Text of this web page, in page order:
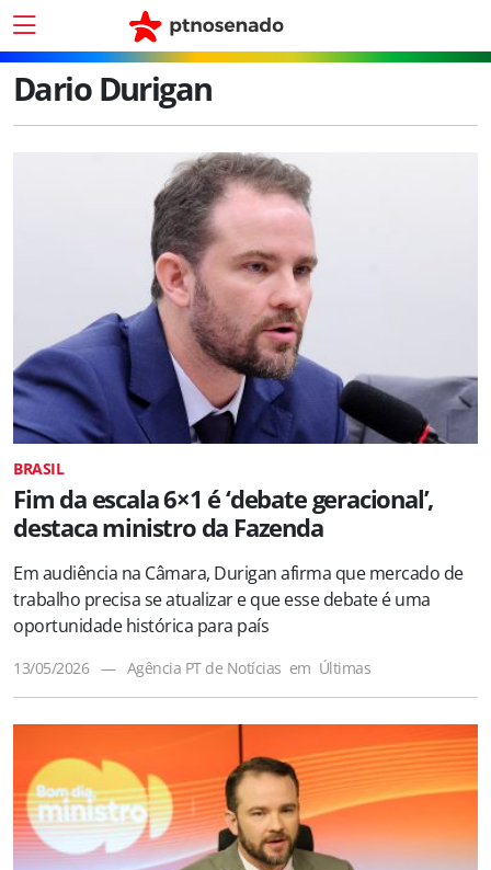
Dario Durigan
BRASIL
Fim da escala 6×1 é ‘debate geracional’,
destaca ministro da Fazenda
Em audiência na Câmara, Durigan afirma que mercado de
trabalho precisa se atualizar e que esse debate é uma
oportunidade histórica para país
13/05/2026 — Agência PT de Notícias em Últimas